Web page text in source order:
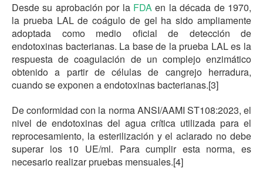
Desde su aprobación por la FDA en la década de 1970,
la prueba LAL de coágulo de gel ha sido ampliamente
adoptada como medio oficial de detección de
endotoxinas bacterianas. La base de la prueba LAL es la
respuesta de coagulación de un complejo enzimático
obtenido a partir de células de cangrejo herradura,
cuando se exponen a endotoxinas bacterianas.[3]
De conformidad con la norma ANSI/AAMI ST108:2023, el
nivel de endotoxinas del agua crítica utilizada para el
reprocesamiento, la esterilización y el aclarado no debe
superar los 10 UE/ml. Para cumplir esta norma, es
necesario realizar pruebas mensuales.[4]